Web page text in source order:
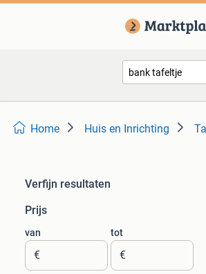
Home Huis en Inrichting
Verfijn resultaten
Prijs
van
€
tot
€